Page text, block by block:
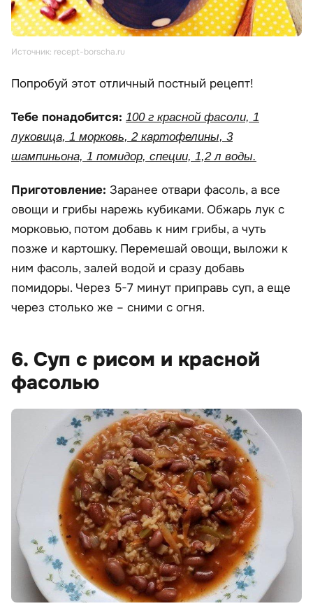
Источник: recept-borscha.ru
Попробуй этот отличный постный рецепт!
Тебе понадобится: 100 г красной фасоли, 1
луковица, 1 морковь, 2 картофелины, 3
шампиньона, 1 помидор, специи, 1,2 л воды.
Приготовление: Заранее отвари фасоль, а все
овощи и грибы нарежь кубиками. Обжарь лук с
морковью, потом добавь к ним грибы, а чуть
позже и картошку. Перемешай овощи, выложи к
ним фасоль, залей водой и сразу добавь
помидоры. Через 5-7 минут приправь суп, а еще
через столько же – сними с огня.
6. Суп с рисом и красной
фасолью